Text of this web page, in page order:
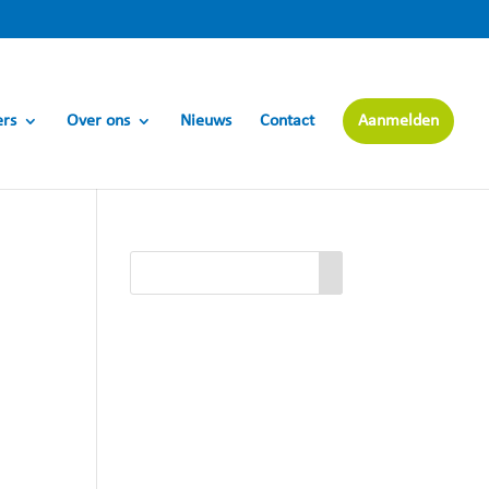
Over ons Nieuws Contact Aanmelden